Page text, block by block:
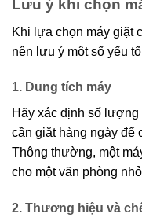
Lưu ý khi chọn
Khi lựa chọn máy giặt
nên lưu ý một số yếu
1. Dung tích máy
Hãy xác định số
cần giặt hàng ngày để
Thông thường, một
cho một văn phòng
2. Thương hiệu và